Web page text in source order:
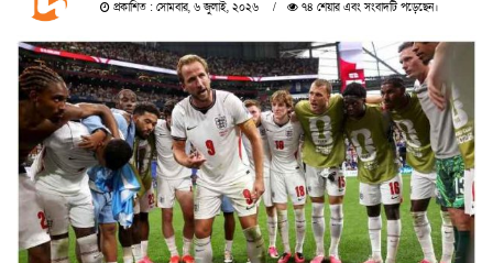
প্রকাশিত : সোমবার, ৬ জুলাই, ২০২৬ ৭৪ শেয়ার এবং সংবাদটি পড়েছেন।